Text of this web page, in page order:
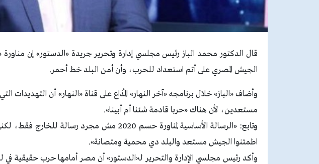
الجيش المصري على أتم استعداد للحرب، وأن أمن البلد خط أحمر.
وأضاف «الباز» خلال برنامجه «آخر النهار» المُذاع على قناة «النهار» أن التهديدات
مستعدين، لأن هناك «حربا قادمة شئنا أم أبينا».
وتابع: «الرسالة الأساسية لمناورة حسم 2020 مش مجرد
اطمئنوا الجيش مستعد والبلد دي محمية ومتصانة».
وأكد رئيس مجلسي الإدارة والتحرير لـ«الدستور» أن مصر أمامها حرب حقيقية في